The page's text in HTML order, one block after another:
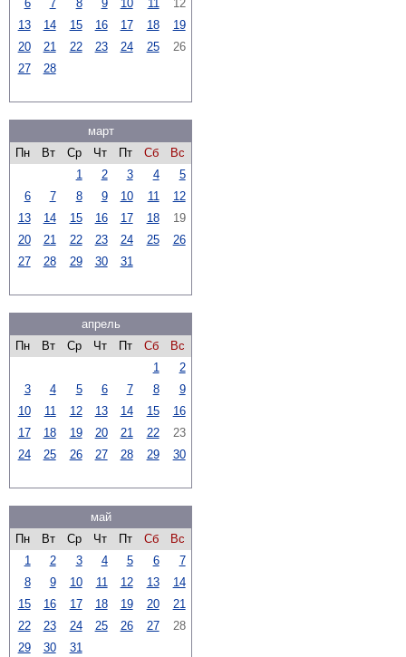
6 7 8 9 10 11
12
13
14 15 16 17 18
19
20
21 22 23 24 25
26
27
28
март
Пн
Вт Ср Чт Пт Сб
Вс
1
2 3 4
5
6
7 8 9 10 11
12
13
14 15 16 17 18
19
20
21 22 23 24 25
26
27
28 29 30 31
апрель
Пн
Вт Ср Чт Пт Сб
Вс
1
2
3
4 5 6 7 8
9
10
11 12 13 14 15
16
17
18 19 20 21 22
23
24
25 26 27 28 29 30
май
Пн
Вт Ср Чт Пт Сб
Вс
1
2 3 4 5 6
7
8
9 10 11 12 13
14
15
16 17 18 19 20
21
22
23 24 25 26 27
28
29
30 31